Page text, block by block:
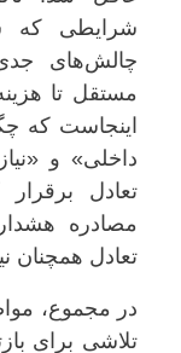
شرایطی که
چالش‌های جدی
مستقل تا
اینجاست که
داخلی» و
تعادل برقرار
مصادره هشدار
تعادل همچنان
در مجموع،
تلاشی برای